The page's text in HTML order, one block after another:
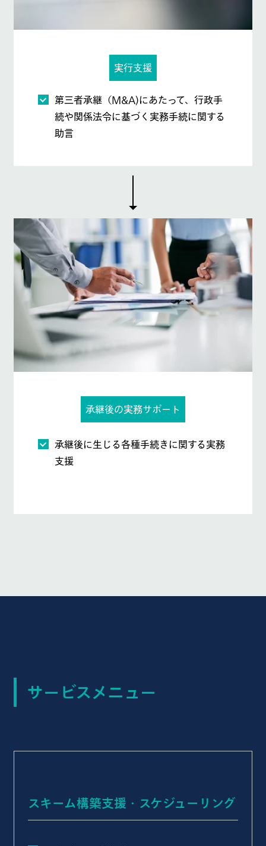
実行支援
第三者承継（M&A)にあたって、行政手
続や関係法令に基づく実務手続に関する
助言
承継後の実務サポート
承継後に生じる各種手続きに関する実務
支援
サービスメニュー
スキーム構築支援・スケジューリング